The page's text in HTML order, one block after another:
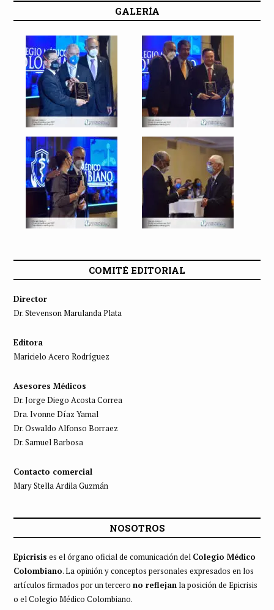
GALERÍA
COMITÉ EDITORIAL
Director
Dr. Stevenson Marulanda Plata
Editora
Maricielo Acero Rodríguez
Asesores Médicos
Dr. Jorge Diego Acosta Correa
Dra. Ivonne Díaz Yamal
Dr. Oswaldo Alfonso Borraez
Dr. Samuel Barbosa
Contacto comercial
Mary Stella Ardila Guzmán
NOSOTROS
Epicrisis es el órgano oficial de comunicación del Colegio Médico
Colombiano. La opinión y conceptos personales expresados en los
artículos firmados por un tercero no reflejanla posición de Epicrisis
o el Colegio Médico Colombiano.